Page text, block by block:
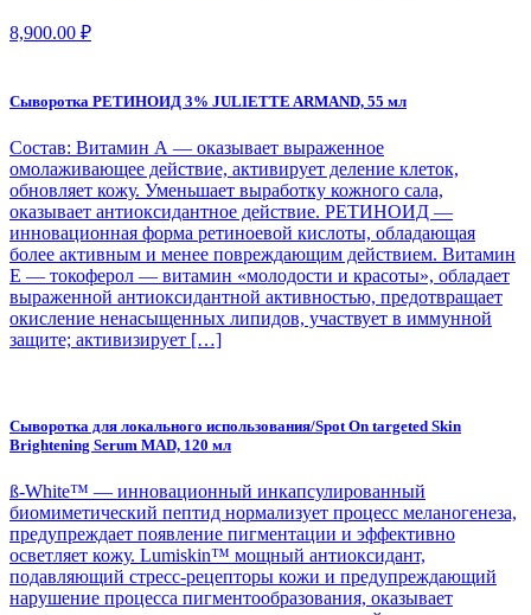
8,900.00 ₽
Сыворотка РЕТИНОИД 3% JULIETTE ARMAND, 55 мл
Состав: Витамин А — оказывает выраженное
омолаживающее действие, активирует деление клеток,
обновляет кожу. Уменьшает выработку кожного сала,
оказывает антиоксидантное действие. РЕТИНОИД —
инновационная форма ретиноевой кислоты, обладающая
более активным и менее повреждающим действием. Витамин
Е — токоферол — витамин «молодости и красоты», обладает
выраженной антиоксидантной активностью, предотвращает
окисление ненасыщенных липидов, участвует в иммунной
защите; активизирует […]
Сыворотка для локального использования/Spot On targeted Skin
Brightening Serum MAD, 120 мл
ß-White™ — инновационный инкапсулированный
биомиметический пептид нормализует процесс меланогенеза,
предупреждает появление пигментации и эффективно
осветляет кожу. Lumiskin™ мощный антиоксидант,
подавляющий стресс-рецепторы кожи и предупреждающий
нарушение процесса пигментообразования, оказывает